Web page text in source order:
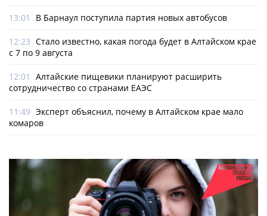
13:01 В Барнаул поступила партия новых автобусов
12:23 Стало известно, какая погода будет в Алтайском крае
с 7 по 9 августа
12:01
Алтайские пищевики планируют расширить
сотрудничество со странами ЕАЭС
11:49 Эксперт объяснил, почему в Алтайском крае мало
комаров